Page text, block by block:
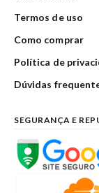
Termos de uso
Como comprar
Política de
Dúvidas
SEGURANÇA E